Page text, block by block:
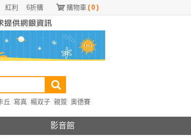
購物車 ( 0 )
6折購
紅利
丘 寫真 楊双子 親簽 奧德賽
影音館